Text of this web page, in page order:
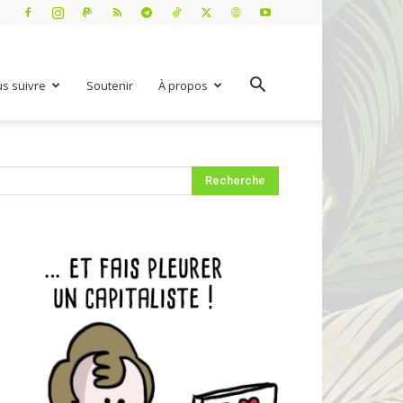
suivre Soutenir À propos